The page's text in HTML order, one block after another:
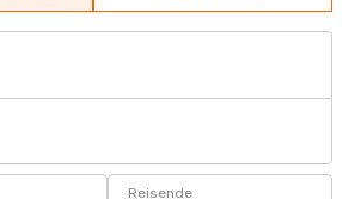
Reisende